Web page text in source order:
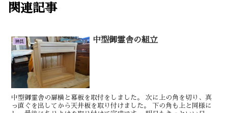
関連記事
神具 中型御霊舎の組立
中型御霊舎の扉横と幕板を取付をしました。 次に上の角を切り、真
っ直ぐを出してから天井板を取り付けました。 下の角も上と同様に